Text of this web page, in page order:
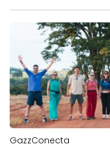
GazzConecta